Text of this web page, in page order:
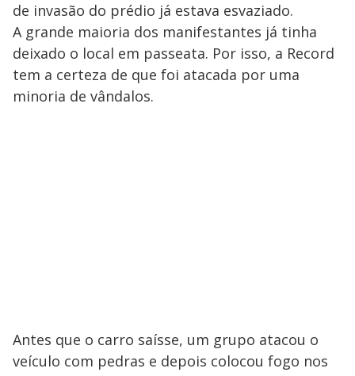
de invasão do prédio já estava esvaziado.
A grande maioria dos manifestantes já tinha
deixado o local em passeata. Por isso, a Record
tem a certeza de que foi atacada por uma
minoria de vândalos.
Antes que o carro saísse, um grupo atacou o
veículo com pedras e depois colocou fogo nos